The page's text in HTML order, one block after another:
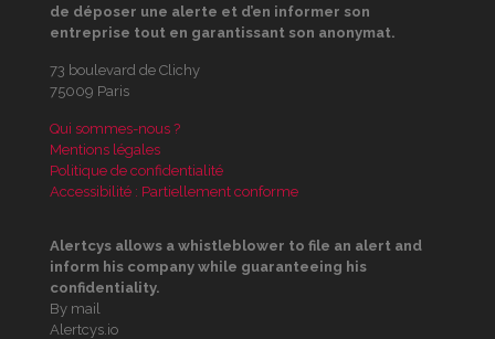
de déposer une alerte et d’en informer son
entreprise tout en garantissant son anonymat.
73 boulevard de Clichy
75009 Paris
Qui sommes-nous ?
Mentions légales
Politique de confidentialité
Accessibilité : Partiellement conforme
Alertcys allows a whistleblower to file an alert and
inform his company while guaranteeing his
confidentiality.
By mail
Alertcys.io